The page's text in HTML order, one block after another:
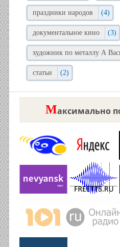
праздники народов (4)
документальное кино (3)
художник по металлу А
статьи (2)
Максимально